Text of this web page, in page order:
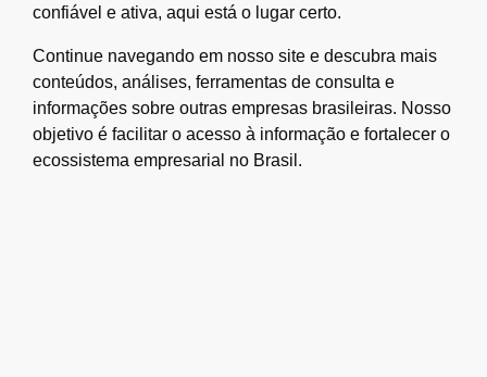
confiável e ativa, aqui está o lugar certo.
Continue navegando em nosso site e descubra mais
conteúdos, análises, ferramentas de consulta e
informações sobre outras empresas brasileiras. Nosso
objetivo é facilitar o acesso à informação e fortalecer o
ecossistema empresarial no Brasil.